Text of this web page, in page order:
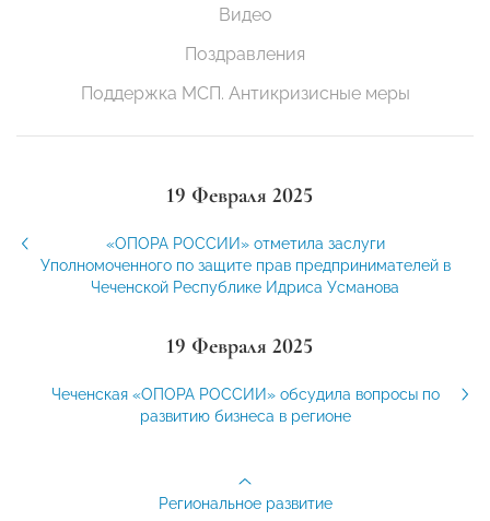
Видео
Поздравления
Поддержка МСП. Антикризисные меры
19 Февраля 2025
«ОПОРА РОССИИ» отметила заслуги
Уполномоченного по защите прав предпринимателей в
Чеченской Республике Идриса Усманова
19 Февраля 2025
Чеченская «ОПОРА РОССИИ» обсудила вопросы по
развитию бизнеса в регионе
Региональное развитие